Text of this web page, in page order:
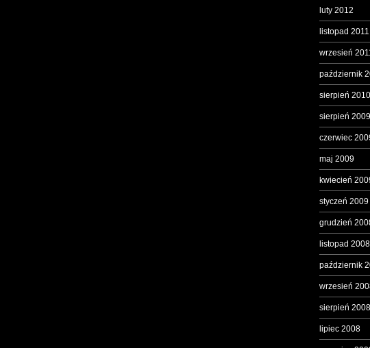
luty 2012
listopad 2011
wrzesień
październik
sierpień 2010
sierpień 2009
czerwiec
maj 2009
kwiecień
styczeń 2009
grudzień
listopad 2008
październik
wrzesień
sierpień 2008
lipiec 2008